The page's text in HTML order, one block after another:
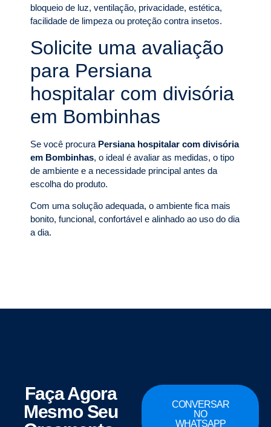
bloqueio de luz, ventilação, privacidade, estética,
facilidade de limpeza ou proteção contra insetos.
Solicite uma avaliação
para Persiana
hospitalar com divisória
em Bombinhas
Se você procura Persiana hospitalar com divisória
em Bombinhas, o ideal é avaliar as medidas, o tipo
de ambiente e a necessidade principal antes da
escolha do produto.
Com uma solução adequada, o ambiente fica mais
bonito, funcional, confortável e alinhado ao uso do dia
a dia.
Faça Agora
Mesmo Seu
CONVERSAR
NO
WHATSAPP